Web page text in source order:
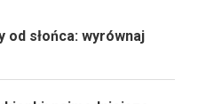
od słońca: wyrównaj